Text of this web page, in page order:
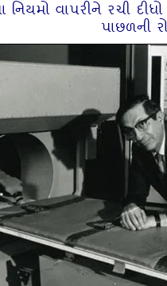
નિયમો વાપરીને રચી
પાછળની